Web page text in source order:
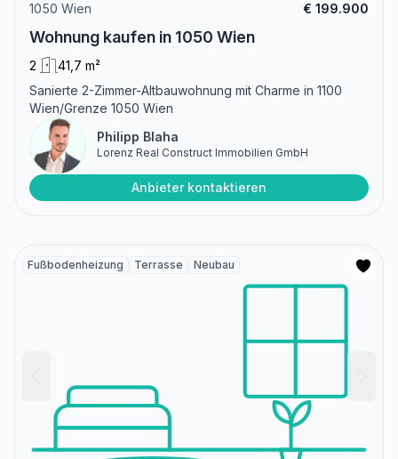
1050 Wien € 199.900
Wohnung kaufen in 1050 Wien
2
41,7 m²
Sanierte 2-Zimmer-Altbauwohnung mit Charme in 1100
Wien/Grenze 1050 Wien
Philipp Blaha
Lorenz Real Construct Immobilien GmbH
Anbieter kontaktieren
Fußbodenheizung Terrasse Neubau